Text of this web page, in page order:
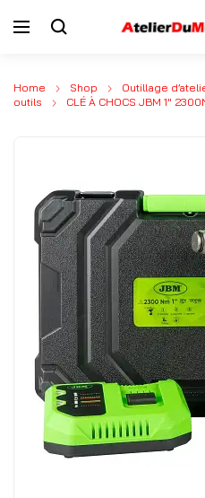
Home Shop Outillage
outils
CLÉ À CHOCS JBM 1″